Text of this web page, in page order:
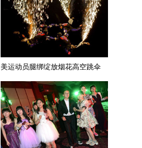
美运动员腿绑绽放烟花高空跳伞